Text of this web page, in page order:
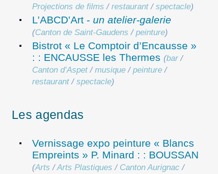
Projections de films / restaurant/ spectacle)
L’ABCD’Art - un atelier-galerie
(Canton de Saint-Gaudens / peinture)
Bistrot « Le Comptoir d’Encausse »
: : ENCAUSSE les Thermes (bar /
Canton d’Aspet/ musique / peinture /
restaurant/ spectacle)
Les agendas
Vernissage expo peinture « Blancs
Empreints » P. Minard : : BOUSSAN
(Arts /Arts Plastiques / Canton Aurignac /